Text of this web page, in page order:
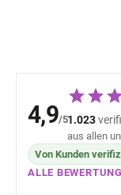
4,9/51.023
aus allen
Von Kunden
ALLE